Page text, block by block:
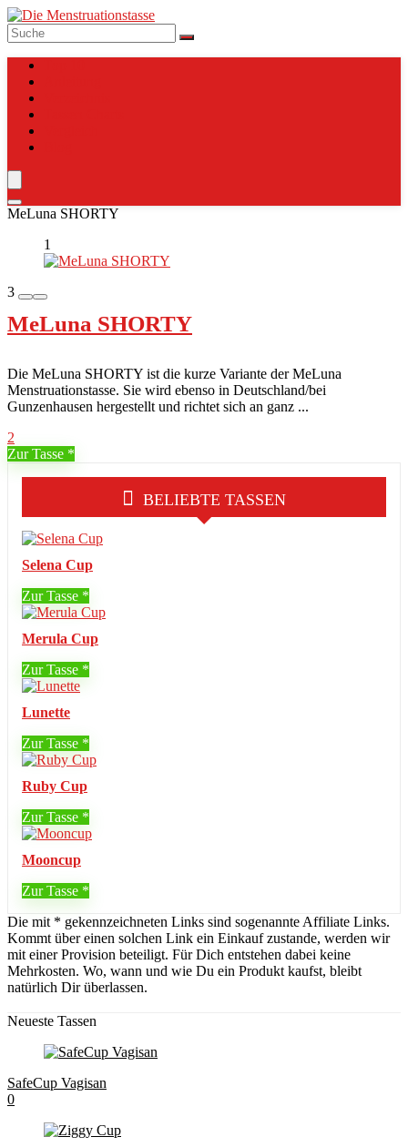
MeLuna SHORTY
1
3
MeLuna SHORTY
Die MeLuna SHORTY ist die kurze Variante der MeLuna
Menstruationstasse. Sie wird ebenso in Deutschland/bei
Gunzenhausen hergestellt und richtet sich an ganz ...
2
Zur Tasse
BELIEBTE TASSEN
Selena Cup
Zur Tasse
Merula Cup
Zur Tasse
Lunette
Zur Tasse
Ruby Cup
Zur Tasse
Mooncup
Zur Tasse
Die mit * gekennzeichneten Links sind sogenannte Affiliate Links.
Kommt über einen solchen Link ein Einkauf zustande, werden wir
mit einer Provision beteiligt. Für Dich entstehen dabei keine
Mehrkosten. Wo, wann und wie Du ein Produkt kaufst, bleibt
natürlich Dir überlassen.
Neueste Tassen
SafeCup Vagisan
0